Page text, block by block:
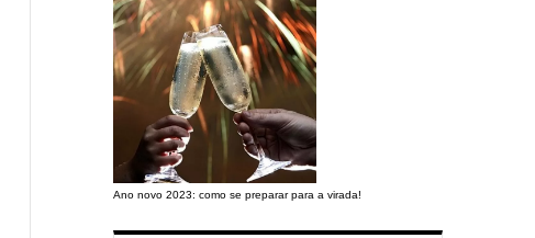
Ano novo 2023: como se preparar para a virada!